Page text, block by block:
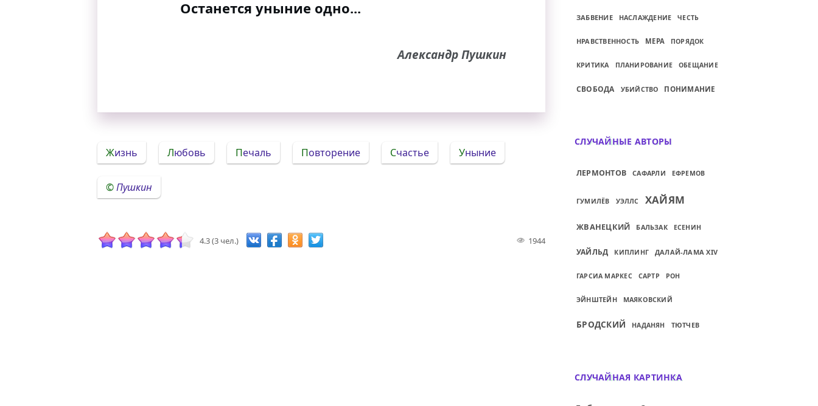
Останется уныние одно...
Александр Пушкин
Жизнь Любовь Печаль Повторение Счастье Уныние
Пушкин
4.3 (3 чел.) 1944
ЗАБВЕНИЕ НАСЛАЖДЕНИЕ ЧЕСТЬ
НРАВСТВЕННОСТЬ МЕРА ПОРЯДОК
КРИТИКА ПЛАНИРОВАНИЕ ОБЕЩАНИЕ
СВОБОДА УБИЙСТВО ПОНИМАНИЕ
СЛУЧАЙНЫЕ АВТОРЫ
ЛЕРМОНТОВ САФАРЛИ ЕФРЕМОВ
ГУМИЛЁВ УЭЛЛС ХАЙЯМ
ЖВАНЕЦКИЙ БАЛЬЗАК ЕСЕНИН
УАЙЛЬД КИПЛИНГ ДАЛАЙ-ЛАМА XIV
ГАРСИА МАРКЕС САРТР РОН
ЭЙНШТЕЙН МАЯКОВСКИЙ
БРОДСКИЙ НАДАНЯН ТЮТЧЕВ
СЛУЧАЙНАЯ КАРТИНКА